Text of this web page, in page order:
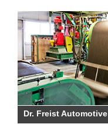
Dr. Freist Automotive